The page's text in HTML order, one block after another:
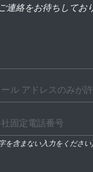
連絡をお待ちしてお
を含まない入力をください)